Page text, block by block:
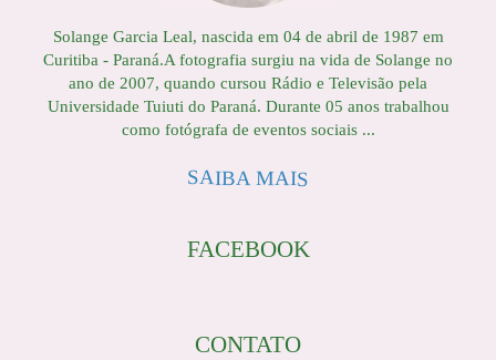
Solange Garcia Leal, nascida em 04 de abril de 1987 em
Curitiba - Paraná.A fotografia surgiu na vida de Solange no
ano de 2007, quando cursou Rádio e Televisão pela
Universidade Tuiuti do Paraná. Durante 05 anos trabalhou
como fotógrafa de eventos sociais ...
SAIBA MAIS
FACEBOOK
CONTATO